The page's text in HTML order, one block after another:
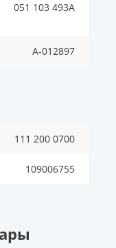
051 103 493A
A-012897
111 200 0700
109006755